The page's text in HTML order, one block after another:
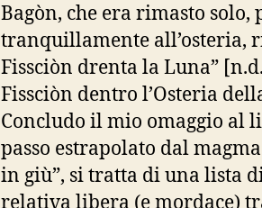
Bagòn, che era rimasto solo,
tranquillamente all’osteria,
Fissciòn drenta la Luna”
Fissciòn dentro l’Osteria
Concludo il mio omaggio al
passo estrapolato dal
in giù”, si tratta di una lista
relativa libera (e mordace)